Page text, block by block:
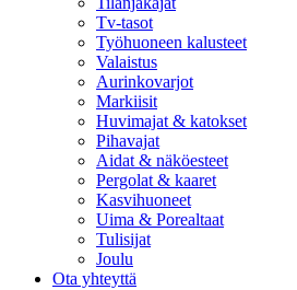
Tv-tasot
Työhuoneen kalusteet
Valaistus
Aurinkovarjot
Markiisit
Huvimajat & katokset
Pihavajat
Aidat & näköesteet
Pergolat & kaaret
Kasvihuoneet
Uima & Porealtaat
Tulisijat
Joulu
Ota yhteyttä